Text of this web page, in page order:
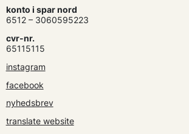
konto i spar nord
6512 – 3060595223
cvr-nr.
65115115
instagram
facebook
nyhedsbrev
translate website